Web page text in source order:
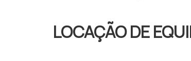
LOCAÇÃO DE